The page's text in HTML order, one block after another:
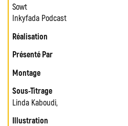
Sowt
Inkyfada Podcast
Réalisation
Présenté Par
Montage
Sous-Titrage
Linda Kaboudi,
Illustration